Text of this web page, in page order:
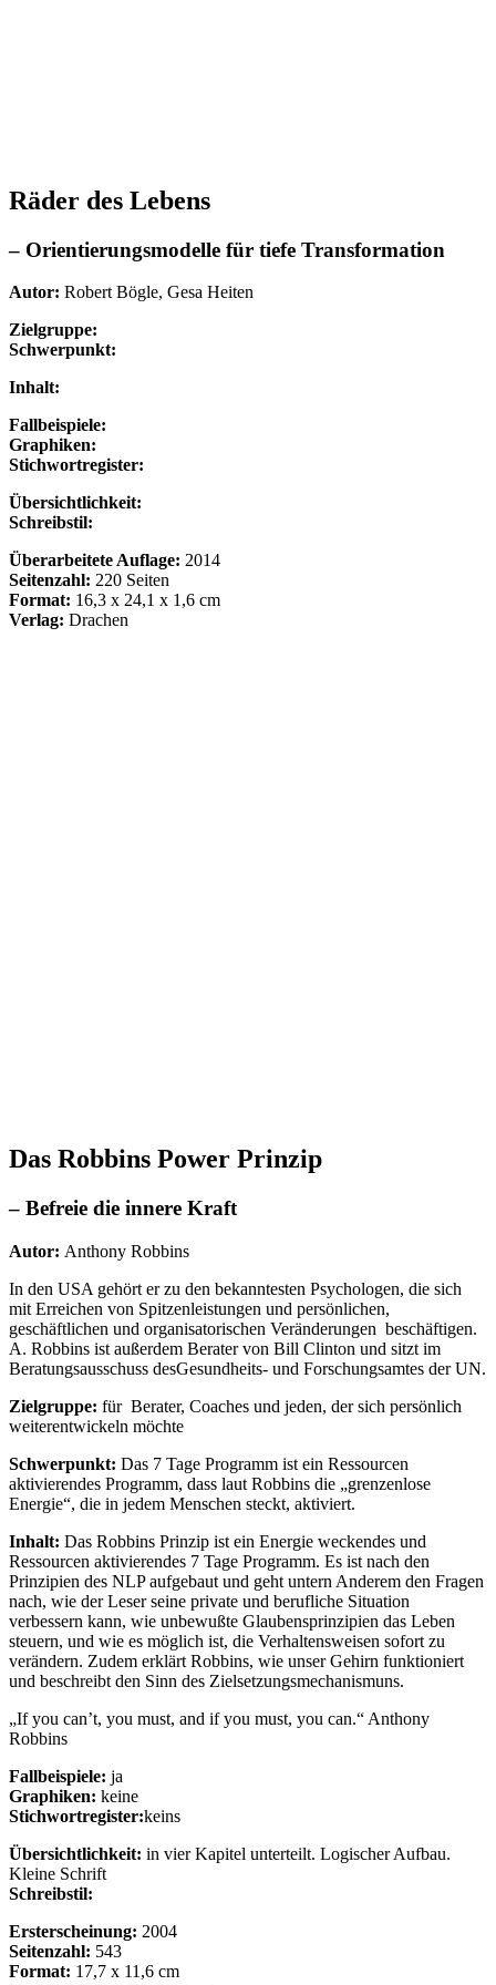
Räder des Lebens
– Orientierungsmodelle für tiefe Transformation
Autor: Robert Bögle, Gesa Heiten
Zielgruppe:
Schwerpunkt:
Inhalt:
Fallbeispiele:
Graphiken:
Stichwortregister:
Übersichtlichkeit:
Schreibstil:
Überarbeitete Auflage: 2014
Seitenzahl: 220 Seiten
Format: 16,3 x 24,1 x 1,6 cm
Verlag: Drachen
Das Robbins Power Prinzip
– Befreie die innere Kraft
Autor: Anthony Robbins
In den USA gehört er zu den bekanntesten Psychologen, die sich
mit Erreichen von Spitzenleistungen und persönlichen,
geschäftlichen und organisatorischen Veränderungen beschäftigen.
A. Robbins ist außerdem Berater von Bill Clinton und sitzt im
Beratungsausschuss desGesundheits- und Forschungsamtes der UN.
Zielgruppe: für Berater, Coaches und jeden, der sich persönlich
weiterentwickeln möchte
Schwerpunkt: Das 7 Tage Programm ist ein Ressourcen
aktivierendes Programm, dass laut Robbins die „grenzenlose
Energie“, die in jedem Menschen steckt, aktiviert.
Inhalt: Das Robbins Prinzip ist ein Energie weckendes und
Ressourcen aktivierendes 7 Tage Programm. Es ist nach den
Prinzipien des NLP aufgebaut und geht untern Anderem den Fragen
nach, wie der Leser seine private und berufliche Situation
verbessern kann, wie unbewußte Glaubensprinzipien das Leben
steuern, und wie es möglich ist, die Verhaltensweisen sofort zu
verändern. Zudem erklärt Robbins, wie unser Gehirn funktioniert
und beschreibt den Sinn des Zielsetzungsmechanismuns.
„If you can’t, you must, and if you must, you can.“ Anthony
Robbins
Fallbeispiele: ja
Graphiken: keine
Stichwortregister:keins
Übersichtlichkeit: in vier Kapitel unterteilt. Logischer Aufbau.
Kleine Schrift
Schreibstil:
Ersterscheinung: 2004
Seitenzahl: 543
Format: 17,7 x 11,6 cm